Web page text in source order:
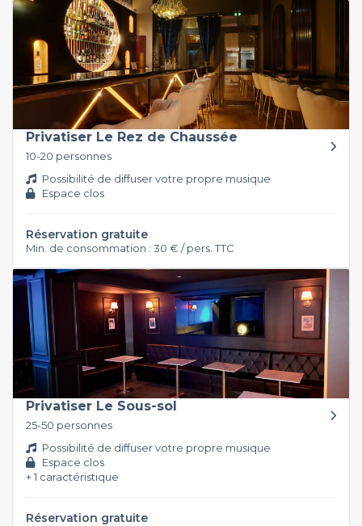
Privatiser Le Rez de Chaussée
10-20 personnes
Possibilité de diffuser votre propre musique
Espace clos
Réservation gratuite
Min. de consommation : 30 € / pers. TTC
Privatiser Le Sous-sol
25-50 personnes
Possibilité de diffuser votre propre musique
Espace clos
+ 1 caractéristique
Réservation gratuite